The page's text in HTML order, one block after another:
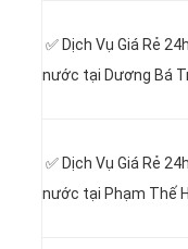
✅ Dịch Vụ Giá Rẻ
nước tại Dương Bá
✅ Dịch Vụ Giá Rẻ
nước tại Phạm Thế